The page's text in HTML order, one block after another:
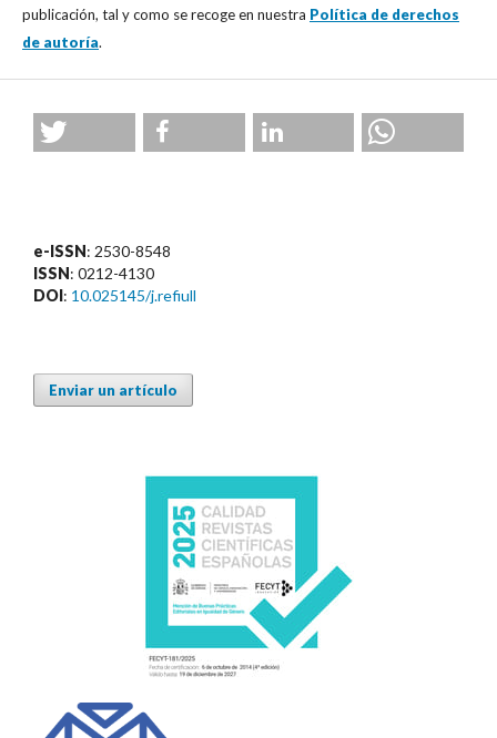
publicación, tal y como se recoge en nuestra Política de derechos
de autoría.
e-ISSN: 2530-8548
ISSN: 0212-4130
DOI: 10.025145/j.refiull
Enviar un artículo